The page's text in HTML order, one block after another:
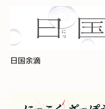
日国余滴